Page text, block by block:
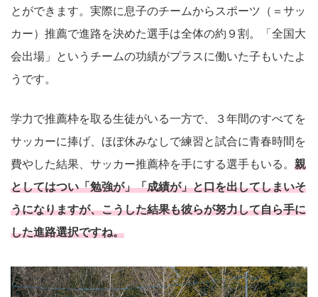
とができます。実際に息子のチームからスポーツ（＝サッ
カー）推薦で進路を決めた選手は全体の約９割。「全国大
会出場」というチームの功績がプラスに働いた子もいたよ
うです。
学力で推薦枠を取る生徒がいる一方で、３年間のすべてを
サッカーに捧げ、ほぼ休みなしで練習と試合に青春時間を
費やした結果、サッカー推薦枠を手にする選手もいる。 親
としてはつい「勉強が」「成績が」と口を出してしまいそ
うになりますが、こうした結果も彼らが努力して自ら手に
した進路選択ですね。